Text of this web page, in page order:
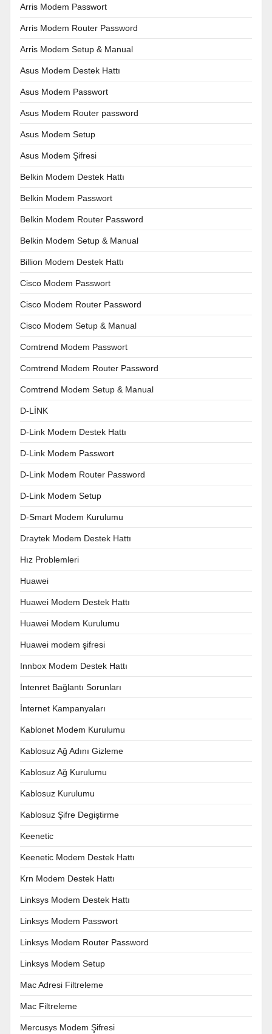
Arris Modem Passwort
Arris Modem Router Password
Arris Modem Setup & Manual
Asus Modem Destek Hattı
Asus Modem Passwort
Asus Modem Router password
Asus Modem Setup
Asus Modem Şifresi
Belkin Modem Destek Hattı
Belkin Modem Passwort
Belkin Modem Router Password
Belkin Modem Setup & Manual
Billion Modem Destek Hattı
Cisco Modem Passwort
Cisco Modem Router Password
Cisco Modem Setup & Manual
Comtrend Modem Passwort
Comtrend Modem Router Password
Comtrend Modem Setup & Manual
D-LİNK
D-Link Modem Destek Hattı
D-Link Modem Passwort
D-Link Modem Router Password
D-Link Modem Setup
D-Smart Modem Kurulumu
Draytek Modem Destek Hattı
Hız Problemleri
Huawei
Huawei Modem Destek Hattı
Huawei Modem Kurulumu
Huawei modem şifresi
Innbox Modem Destek Hattı
İntenret Bağlantı Sorunları
İnternet Kampanyaları
Kablonet Modem Kurulumu
Kablosuz Ağ Adını Gizleme
Kablosuz Ağ Kurulumu
Kablosuz Kurulumu
Kablosuz Şifre Degiştirme
Keenetic
Keenetic Modem Destek Hattı
Krn Modem Destek Hattı
Linksys Modem Destek Hattı
Linksys Modem Passwort
Linksys Modem Router Password
Linksys Modem Setup
Mac Adresi Filtreleme
Mac Filtreleme
Mercusys Modem Şifresi